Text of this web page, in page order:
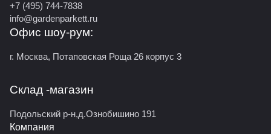
+7 (495) 744-7838
info@gardenparkett.ru
Офис шоу-рум:
г. Москва, Потаповская Роща 26 корпус 3
Склад -магазин
Подольский р-н,д.Ознобишино 191
Компания